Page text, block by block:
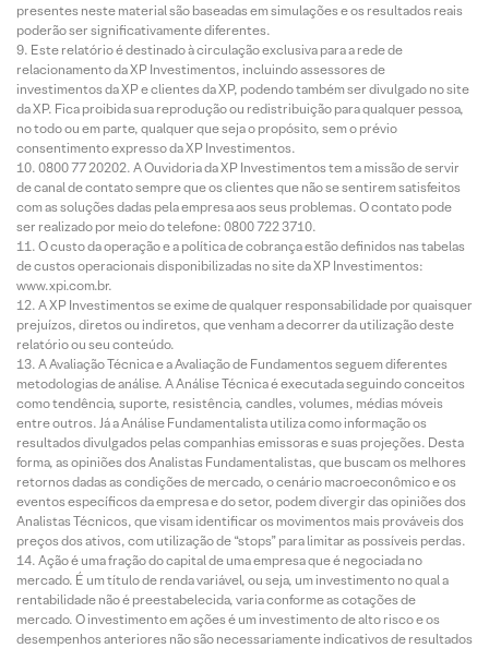
presentes neste material são baseadas em simulações e os resultados reais
poderão ser significativamente diferentes.
Este relatório é destinado à circulação exclusiva para a rede de
relacionamento da XP Investimentos, incluindo assessores de
investimentos da XP e clientes da XP, podendo também ser divulgado no site
da XP. Fica proibida sua reprodução ou redistribuição para qualquer pessoa,
no todo ou em parte, qualquer que seja o propósito, sem o prévio
consentimento expresso da XP Investimentos.
0800 77 20202. A Ouvidoria da XP Investimentos tem a missão de servir
de canal de contato sempre que os clientes que não se sentirem satisfeitos
com as soluções dadas pela empresa aos seus problemas. O contato pode
ser realizado por meio do telefone: 0800 722 3710.
O custo da operação e a política de cobrança estão definidos nas tabelas
de custos operacionais disponibilizadas no site da XP Investimentos:
www.xpi.com.br.
A XP Investimentos se exime de qualquer responsabilidade por quaisquer
prejuízos, diretos ou indiretos, que venham a decorrer da utilização deste
relatório ou seu conteúdo.
A Avaliação Técnica e a Avaliação de Fundamentos seguem diferentes
metodologias de análise. A Análise Técnica é executada seguindo conceitos
como tendência, suporte, resistência, candles, volumes, médias móveis
entre outros. Já a Análise Fundamentalista utiliza como informação os
resultados divulgados pelas companhias emissoras e suas projeções. Desta
forma, as opiniões dos Analistas Fundamentalistas, que buscam os melhores
retornos dadas as condições de mercado, o cenário macroeconômico e os
eventos específicos da empresa e do setor, podem divergir das opiniões dos
Analistas Técnicos, que visam identificar os movimentos mais prováveis dos
preços dos ativos, com utilização de “stops” para limitar as possíveis perdas.
Ação é uma fração do capital de uma empresa que é negociada no
mercado. É um título de renda variável, ou seja, um investimento no qual a
rentabilidade não é preestabelecida, varia conforme as cotações de
mercado. O investimento em ações é um investimento de alto risco e os
desempenhos anteriores não são necessariamente indicativos de resultados